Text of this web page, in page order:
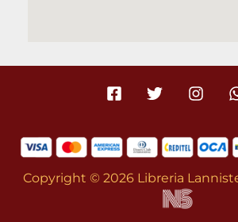
Copyright © 2026 Libreria